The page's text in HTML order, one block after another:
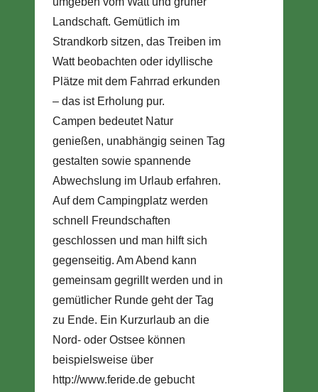
Landschaft. Gemütlich im
Strandkorb sitzen, das Treiben im
Watt beobachten oder idyllische
Plätze mit dem Fahrrad erkunden
– das ist Erholung pur.
Campen bedeutet Natur
genießen, unabhängig seinen Tag
gestalten sowie spannende
Abwechslung im Urlaub erfahren.
Auf dem Campingplatz werden
schnell Freundschaften
geschlossen und man hilft sich
gegenseitig. Am Abend kann
gemeinsam gegrillt werden und in
gemütlicher Runde geht der Tag
zu Ende. Ein Kurzurlaub an die
Nord- oder Ostsee können
beispielsweise über
http://www.feride.de gebucht